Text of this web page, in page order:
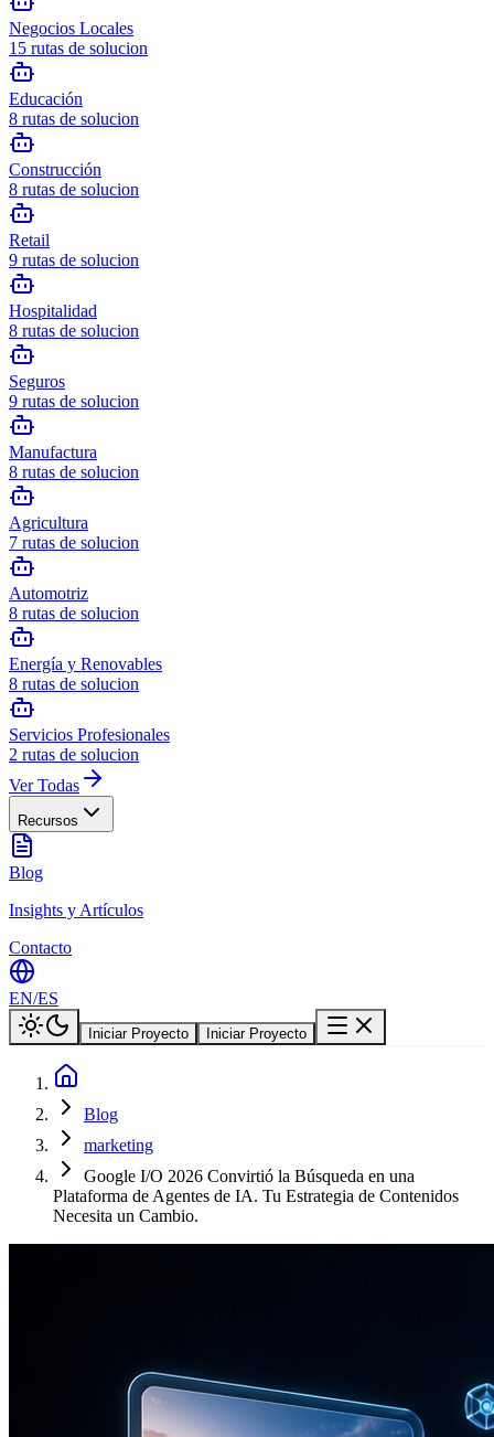
Negocios Locales
15 rutas de solucion
Educación
8 rutas de solucion
Construcción
8 rutas de solucion
Retail
9 rutas de solucion
Hospitalidad
8 rutas de solucion
Seguros
9 rutas de solucion
Manufactura
8 rutas de solucion
Agricultura
7 rutas de solucion
Automotriz
8 rutas de solucion
Energía y Renovables
8 rutas de solucion
Servicios Profesionales
2 rutas de solucion
Ver Todas
Recursos
Blog
Insights y Artículos
Contacto
EN/ES
Iniciar Proyecto Iniciar Proyecto
Blog
marketing
Google I/O 2026 Convirtió la Búsqueda en una
Plataforma de Agentes de IA. Tu Estrategia de Contenidos
Necesita un Cambio.